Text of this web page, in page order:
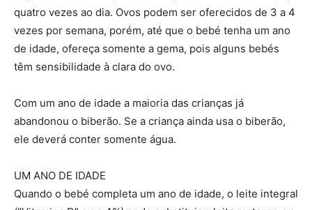
quatro vezes ao dia. Ovos podem ser oferecidos de 3 a 4
vezes por semana, porém, até que o bebé tenha um ano
de idade, ofereça somente a gema, pois alguns bebés
têm sensibilidade à clara do ovo.
Com um ano de idade a maioria das crianças já
abandonou o biberão. Se a criança ainda usa o biberão,
ele deverá conter somente água.
UM ANO DE IDADE
Quando o bebé completa um ano de idade, o leite integral